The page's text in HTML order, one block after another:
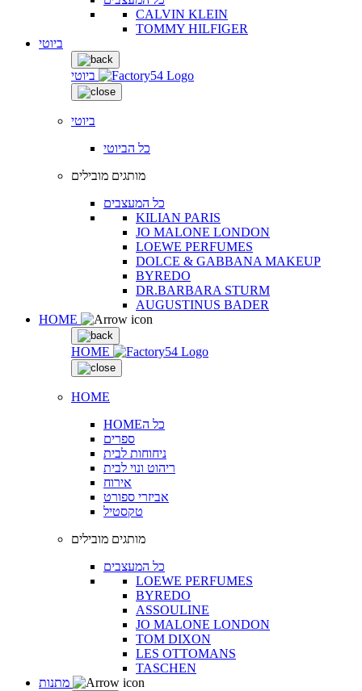
CALVIN KLEIN
TOMMY HILFIGER
ביוטי
ביוטי
ביוטי
כל הביוטי
מותגים מובילים
כל המעצבים
KILIAN PARIS
JO MALONE LONDON
LOEWE PERFUMES
DOLCE & GABBANA MAKEUP
BYREDO
DR.BARBARA STURM
AUGUSTINUS BADER
HOME
HOME
HOME
HOMEכל ה
ספרים
ניחוחות לבית
ריהוט ונוי לבית
אירוח
אביזרי ספורט
טקסטיל
מותגים מובילים
כל המעצבים
LOEWE PERFUMES
BYREDO
ASSOULINE
JO MALONE LONDON
TOM DIXON
LES OTTOMANS
TASCHEN